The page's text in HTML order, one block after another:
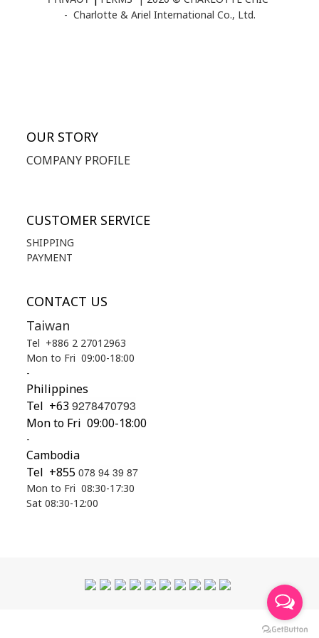
- Charlotte & Ariel International Co., Ltd.
OUR STORY
COMPANY PROFILE
CUSTOMER SERVICE
SHIPPING
PAYMENT
CONTACT US
Taiwan
Tel +886 2 27012963
Mon to Fri 09:00-18:00
-
Philippines
Tel +639278470793
Mon to Fri 09:00-18:00
-
Cambodia
Tel +855 078 94 39 87
Mon to Fri 08:30-17:30
Sat 08:30-12:00